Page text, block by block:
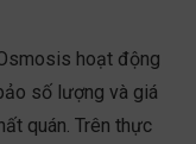
hoạt động
số lượng và giá
quán. Trên thực